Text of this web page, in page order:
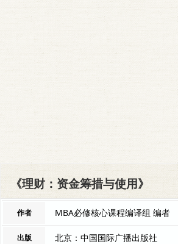
《理财：资金筹措与使用》
作者 MBA必修核心课程编译组 编者
出版 北京：中国国际广播出版社